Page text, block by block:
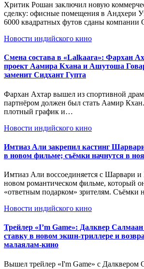
Хритик Рошан заключил новую коммерческую арендную
сделку: офисные помещения в Андхери
6000 квадратных футов сданы компании
Новости индийского кино
Смена состава в «Lalkaara»: Фархан
проект Аамира Кхана и Ашутоша
заменит Сидхант Гупта
Фархан Ахтар вышел из спортивной драмы «Lalkaara», где его
партнёром должен был стать Аамир
плотный график и…
Новости индийского кино
Имтиаз Али закрепил кастинг
в новом фильме; съёмки начнутся в
Имтиаз Али воссоединяется с Шарвари и Вендангом Райной в
новом романтическом фильме, который
«ответным подарком» зрителям. Съёмки
Новости индийского кино
Трейлер «I’m Game»: Далквер
ставку в новом экшн-триллере и
малаялам-кино
Вышел трейлер «I'm Game» с Далквером Салмааном — мир